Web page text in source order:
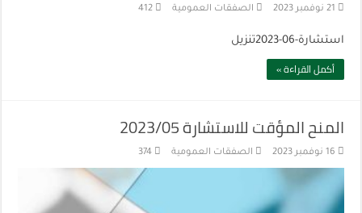
21 نوفمبر 2023 الصفقات العمومية 412
استشارة-06-2023تنزيل
أكمل القراءة »
المنح المؤقت للاستشارة 2023/05
16 نوفمبر 2023 الصفقات العمومية 374